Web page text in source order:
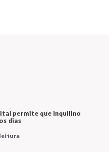
permite que inquilino
dias